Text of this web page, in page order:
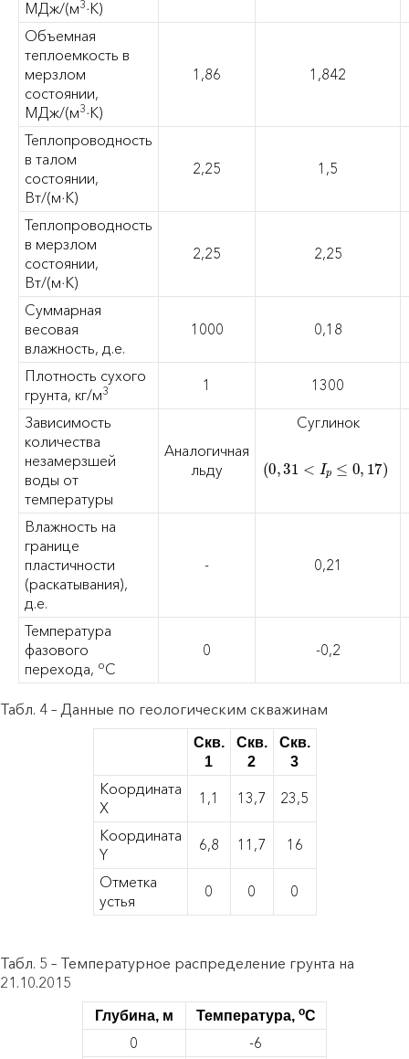
МДж/(м3∙К)
Объемная
теплоемкость в
мерзлом
состоянии,
МДж/(м3∙К)
1,86 1,842
Теплопроводность
в талом
состоянии,
Вт/(м∙К)
2,25 1,5
Теплопроводность
в мерзлом
состоянии,
Вт/(м∙К)
2,25 2,25
Суммарная
весовая
влажность, д.е.
1000 0,18
Плотность сухого
грунта, кг/м3 1 1300
Зависимость
количества
незамерзшей
воды от
температуры
Аналогичная
льду
Суглинок
( 0,31 < Ip ≤0 ,17 )
Влажность на
границе
пластичности
(раскатывания),
д.е.
- 0,21
Температура
фазового
перехода, оС
0 -0,2
Табл. 4 – Данные по геологическим скважинам
Скв.
1
Скв.
2
Скв.
3
Координата
X
1,1 13,7 23,5
Координата
Y
6,8 11,7 16
Отметка
устья
0 0 0
Табл. 5 – Температурное распределение грунта на
21.10.2015
Глубина, м Температура, оС
0
-6